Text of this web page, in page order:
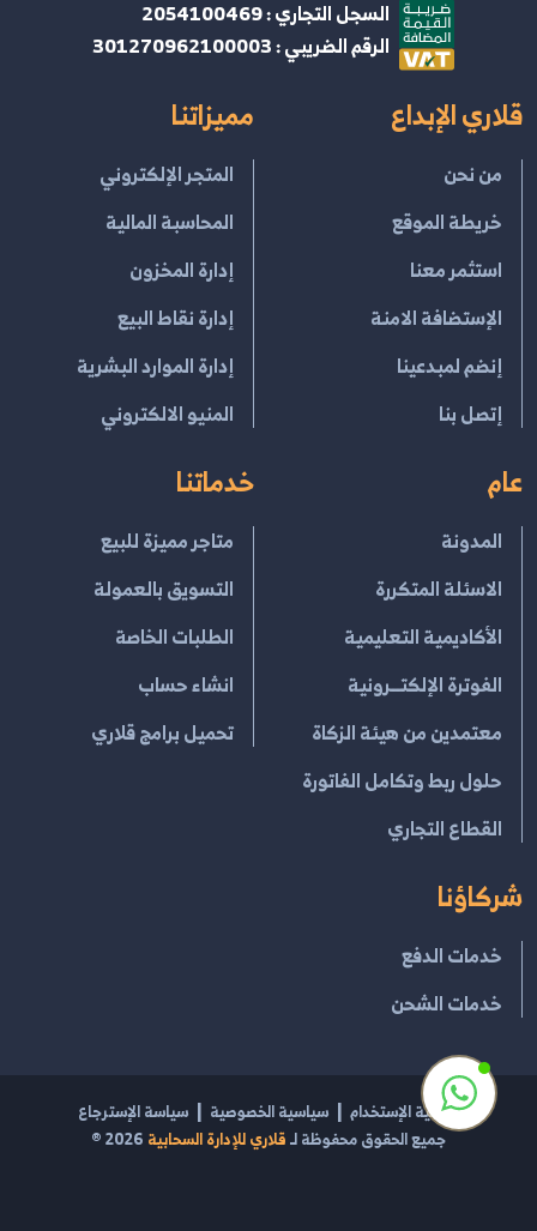
السجل التجاري : 2054100469
الرقم الضريبي : 301270962100003
قلاري الإبداع
من نحن
خريطة الموقع
استثمر معنا
الإستضافة الامنة
إنضم لمبدعينا
إتصل بنا
مميزاتنا
المتجر الإلكتروني
المحاسبة المالية
إدارة المخزون
إدارة نقاط البيع
إدارة الموارد البشرية
المنيو الالكتروني
عام
المدونة
الاسئلة المتكررة
الأكاديمية التعليمية
الفوترة الإلكتــرونية
معتمدين من هيئة الزكاة
حلول ربط وتكامل الفاتورة
القطاع التجاري
خدماتنا
متاجر مميزة للبيع
التسويق بالعمولة
الطلبات الخاصة
انشاء حساب
تحميل برامج قلاري
شركاؤنا
خدمات الدفع
خدمات الشحن
إتفاقية الإستخدام سياسية الخصوصية
سياسة الإسترجاع
جميع الحقوق محفوظة لـقلاري للإدارة السحابية 2026
®